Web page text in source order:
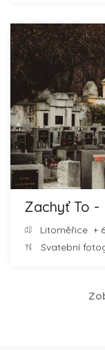
Zachyť To -
Litoměřice +
Svatební